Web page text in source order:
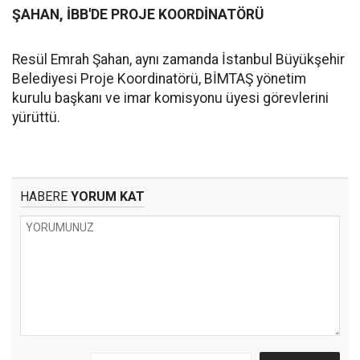
ŞAHAN, İBB'DE PROJE KOORDİNATÖRÜ
Resül Emrah Şahan, aynı zamanda İstanbul Büyükşehir
Belediyesi Proje Koordinatörü, BİMTAŞ yönetim
kurulu başkanı ve imar komisyonu üyesi görevlerini
yürüttü.
HABERE YORUM KAT